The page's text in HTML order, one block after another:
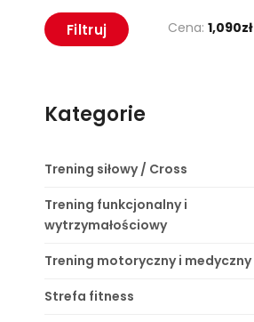
Filtruj Cena: 1,090zł
Kategorie
Trening siłowy / Cross
Trening funkcjonalny i
wytrzymałościowy
Trening motoryczny i medyczny
Strefa fitness